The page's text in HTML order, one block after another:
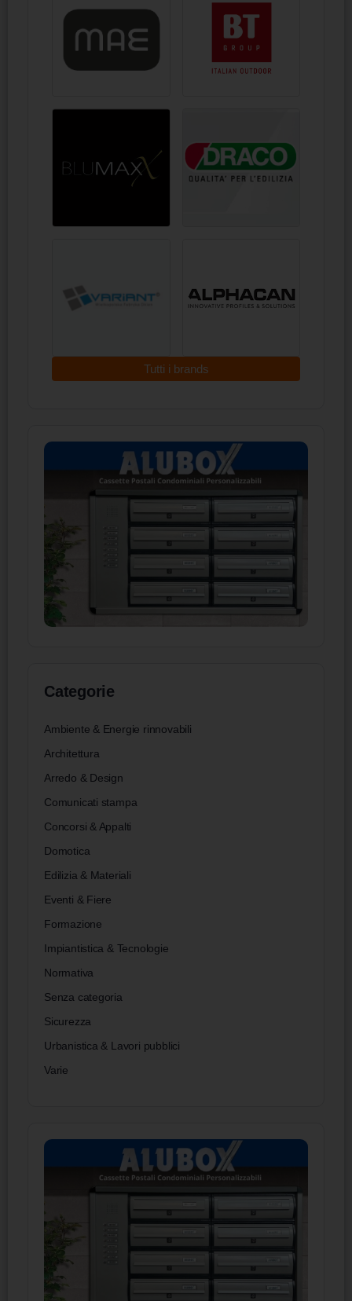
Tutti i brands
Categorie
Ambiente & Energie rinnovabili
Architettura
Arredo & Design
Comunicati stampa
Concorsi & Appalti
Domotica
Edilizia & Materiali
Eventi & Fiere
Formazione
Impiantistica & Tecnologie
Normativa
Senza categoria
Sicurezza
Urbanistica & Lavori pubblici
Varie